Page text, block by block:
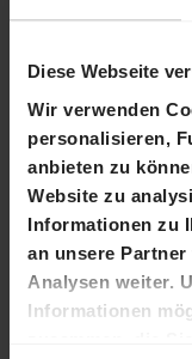
Diese Webseite
Wir verwenden
personalisieren,
anbieten zu
Website zu
Informationen zu
an unsere
Analysen weiter.
Informationen
Unter dem
Präsentation
Verfügung:
https://
ers/hiag/